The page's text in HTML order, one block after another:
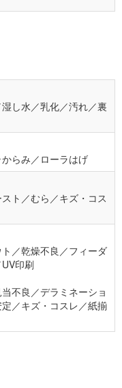
し水／乳化／汚れ／裏
らみ／ローラはげ
ト／むら／キズ・コス
／乾燥不良／フィーダ
印刷
不良／デラミネーショ
／キズ・コスレ／紙揃